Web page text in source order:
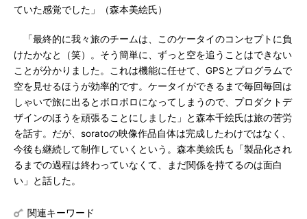
ていた感覚でした」（森本美絵氏）
「最終的に我々旅のチームは、このケータイのコンセプトに負
けたかなと（笑）。そう簡単に、ずっと空を追うことはできない
ことが分かりました。これは機能に任せて、GPSとプログラムで
空を見せるほうが効率的です。ケータイができるまで毎回毎回は
しゃいで旅に出るとボロボロになってしまうので、プロダクトデ
ザインのほうを頑張ることにしました」と森本千絵氏は旅の苦労
を話す。だが、soratoの映像作品自体は完成したわけではなく、
今後も継続して制作していくという。森本美絵氏も「製品化され
るまでの過程は終わっていなくて、まだ関係を持てるのは面白
い」と話した。
関連キーワード